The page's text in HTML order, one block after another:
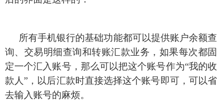
所有手机银行的基础功能都可以提供账户余额查
询、交易明细查询和转账汇款业务，如果每次都固
定一个汇入账号，那么可以把这个账号作为“我的收
款人”，以后汇款时直接选择这个账号即可，可以省
去输入账号的麻烦。